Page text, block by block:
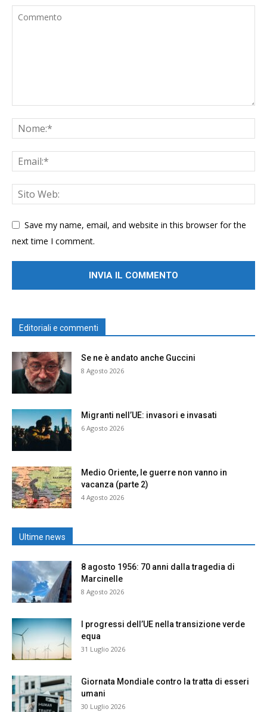
Save my name, email, and website in this browser for the
next time I comment.
Editoriali e commenti
Se ne è andato anche Guccini
8 Agosto 2026
Migranti nell’UE: invasori e invasati
6 Agosto 2026
Medio Oriente, le guerre non vanno in
vacanza (parte 2)
4 Agosto 2026
Ultime news
8 agosto 1956: 70 anni dalla tragedia di
Marcinelle
8 Agosto 2026
I progressi dell’UE nella transizione verde
equa
31 Luglio 2026
Giornata Mondiale contro la tratta di esseri
umani
30 Luglio 2026